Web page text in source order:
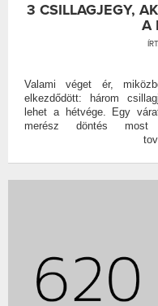
3 CSILLAGJEGY,
A
Valami véget ér,
elkezdődött: három
lehet a hétvége. Egy
merész döntés most